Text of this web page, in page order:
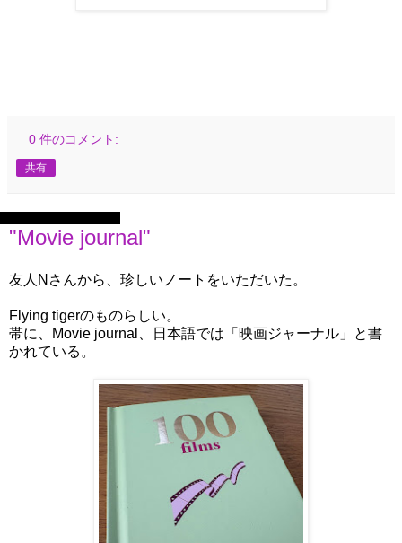
0 件のコメント:
共有
"Movie journal"
友人Nさんから、珍しいノートをいただいた。
Flying tigerのものらしい。
帯に、Movie journal、日本語では「映画ジャーナル」と書
かれている。